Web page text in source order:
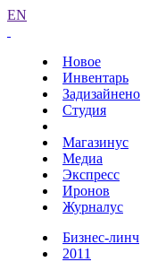
EN
Новое
Инвентарь
Задизайнено
Студия
Магазинус
Медиа
Экспресс
Иронов
Журналус
Бизнес-линч
2011